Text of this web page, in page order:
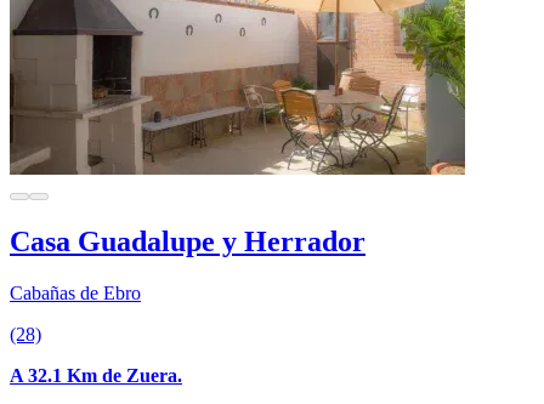
Casa Guadalupe y Herrador
Cabañas de Ebro
(28)
A 32.1 Km de Zuera.